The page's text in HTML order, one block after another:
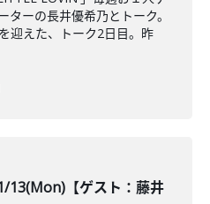
ーの長井優希乃とトーク。
迎えた、トーク2日目。昨
13(Mon)【ゲスト：藤井